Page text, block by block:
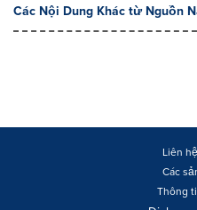
Các Nội Dung Khác từ Nguồn
Liên
Các
Thông